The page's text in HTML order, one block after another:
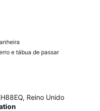
e tábua de passar
Reino Unido